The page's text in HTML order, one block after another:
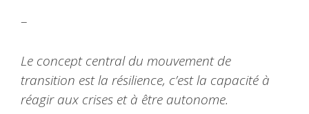
–
Le concept central du mouvement de
transition est la résilience, c’est la capacité à
réagir aux crises et à être autonome.